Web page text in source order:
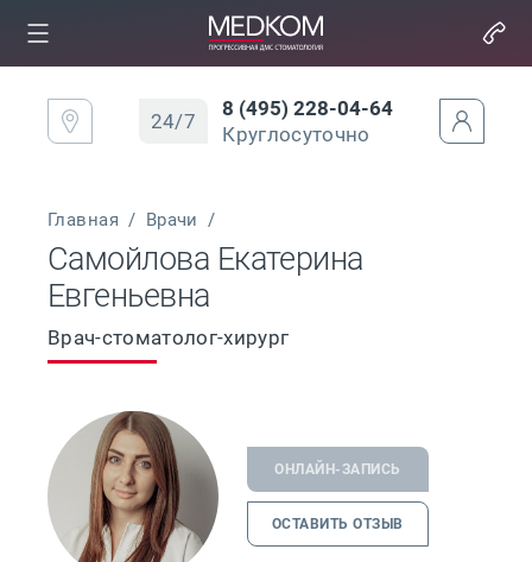
24/7
8 (495) 228-04-64
Круглосуточно
Главная / Врачи /
Самойлова Екатерина
Евгеньевна
Врач-стоматолог-хирург
ОНЛАЙН-ЗАПИСЬ
ОСТАВИТЬ ОТЗЫВ